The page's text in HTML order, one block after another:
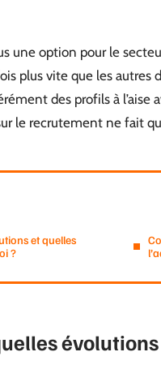
une option pour le
plus vite que les autres
des profils à l’aise
le recrutement ne fait
et quelles
?